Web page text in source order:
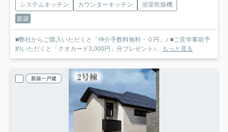
システムキッチン
カウンターキッチン
浴室乾燥機
新築
■弊社からご購入いただくと「仲介手数料無料・０円」♪ ■ご見学事前予
約いただくと「クオカード3,000円」分プレゼント♪... もっと見る
新築一戸建